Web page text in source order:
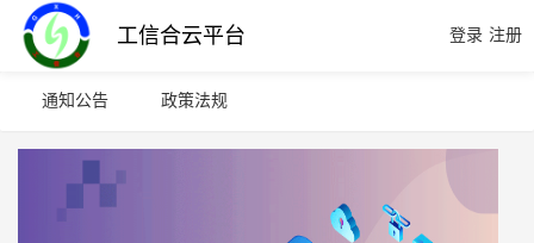
工信合云平台 登录 注册
通知公告 政策法规